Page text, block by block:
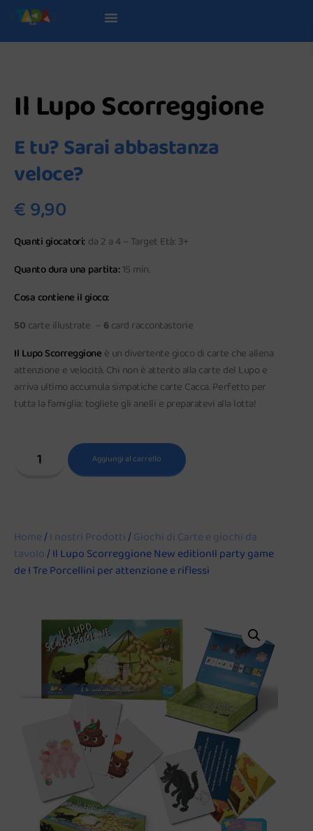
Home/I nostri Prodotti/Giochi di Carte e giochi da
tavolo/ Il Lupo Scorreggione New editionIl party game
de I Tre Porcellini per attenzione e riflessi
Il Lupo Scorreggione
E tu? Sarai abbastanza
veloce?
€ 9,90
Quanti giocatori: da 2 a 4 – Target Età: 3+
Quanto dura una partita:15 min.
Cosa contiene il gioco:
50 carte illustrate – 6card raccontastorie
Il Lupo Scorreggione è un divertente gioco di carte che allena
attenzione e velocità. Chi non è attento alla carte del Lupo e
arriva ultimo accumula simpatiche carte Cacca. Perfetto per
tutta la famiglia: togliete gli anelli e preparatevi alla lotta!
Aggiungi al carrello